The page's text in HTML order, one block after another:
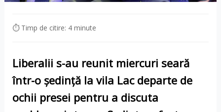
⏱ Timp de citire: 4 minute
Liberalii s-au reunit miercuri seară
într-o ședință la vila Lac departe de
ochii presei pentru a discuta